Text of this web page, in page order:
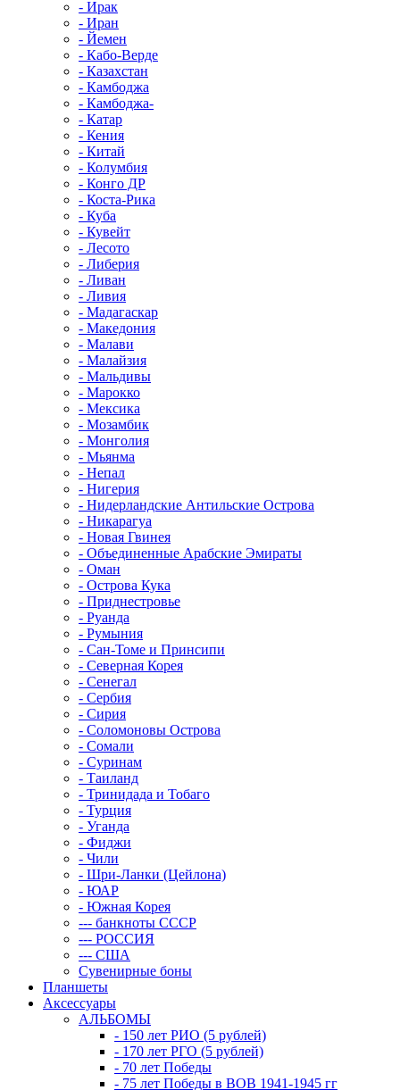
- Ирак
- Иран
- Йемен
- Кабо-Верде
- Казахстан
- Камбоджа
- Камбоджа-
- Катар
- Кения
- Китай
- Колумбия
- Конго ДР
- Коста-Рика
- Куба
- Кувейт
- Лесото
- Либерия
- Ливан
- Ливия
- Мадагаскар
- Македония
- Малави
- Малайзия
- Мальдивы
- Марокко
- Мексика
- Мозамбик
- Монголия
- Мьянма
- Непал
- Нигерия
- Нидерландские Антильские Острова
- Никарагуа
- Новая Гвинея
- Объединенные Арабские Эмираты
- Оман
- Острова Кука
- Приднестровье
- Руанда
- Румыния
- Сан-Томе и Принсипи
- Северная Корея
- Сенегал
- Сербия
- Сирия
- Соломоновы Острова
- Сомали
- Суринам
- Таиланд
- Тринидада и Тобаго
- Турция
- Уганда
- Фиджи
- Чили
- Шри-Ланки (Цейлона)
- ЮАР
- Южная Корея
--- банкноты СССР
--- РОССИЯ
--- США
Сувенирные боны
Планшеты
Аксессуары
АЛЬБОМЫ
- 150 лет РИО (5 рублей)
- 170 лет РГО (5 рублей)
- 70 лет Победы
- 75 лет Победы в ВОВ 1941-1945 гг